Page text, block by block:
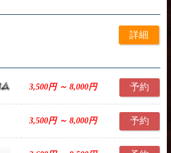
詳細
3,500円 ～ 8,000円 予約
3,500円 ～ 8,000円 予約